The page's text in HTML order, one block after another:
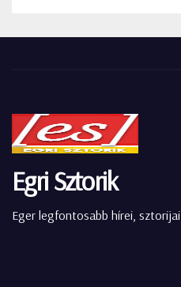
Egri Sztorik
Eger legfontosabb hírei, sztorijai